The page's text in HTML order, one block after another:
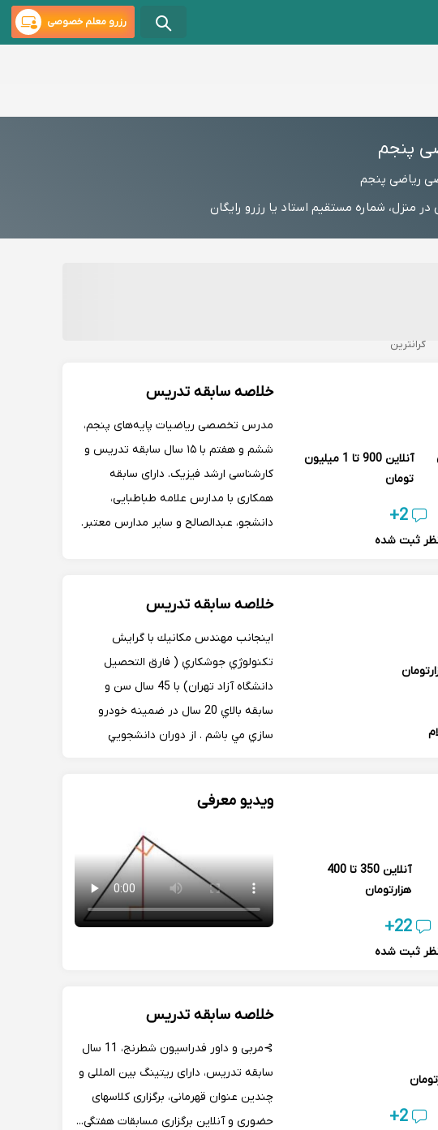
رزرو معلم خصوصی
پنجم
ریاضی پنجم
شماره مستقیم استاد یا رزرو رایگان
گرانترین
آنلاین
900 تا 1 میلیون
تومان
2+
ثبت شده
خلاصه سابقه تدریس
مدرس تخصصی ریاضیات پایه‌های پنجم،
ششم و هفتم با ۱۵ سال سابقه تدریس و
کارشناسی ارشد فیزیک. دارای سابقه
همکاری با مدارس علامه طباطبایی،
دانشجو، عبدالصالح و سایر مدارس معتبر.
موفقیت تحصیلی.
خلاصه سابقه تدریس
اينجانب مهندس مكانيك با گرايش
تكنولوژي جوشكاري ( فارق التحصيل
دانشگاه آزاد تهران) با 45 سال سن و
سابقه بالاي 20 سال در ضمينه خودرو
سازي مي باشم . از دوران دانشجويي
جز علايق خودم مي دانم فارق از كسب
درامد مالي . نحوه تدريس اينجانب...
آنلاین
350 تا 400
هزارتومان
22+
ثبت شده
ویدیو معرفی
2+
خلاصه سابقه تدریس
⊱مربی و داور فدراسیون شطرنج، 11 سال
سابقه تدریس، دارای ریتینگ بین المللی و
چندین عنوان قهرمانی، برگزاری کلاسهای
حضوری و آنلاین برگزاری مسابقات هفتگی...